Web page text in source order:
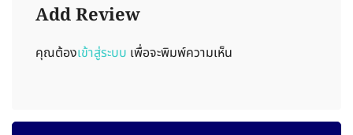
Add Review
คุณต้องเข้าสู่ระบบ เพื่อจะพิมพ์ความเห็น